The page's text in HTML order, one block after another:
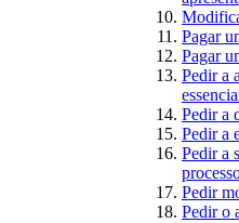
Pagar
Pagar
Pedir a
Pedir a
Pedir a
Pedir a
Pedir
Pedir o